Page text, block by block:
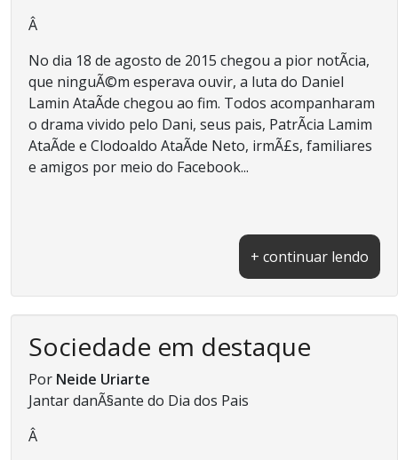
Â
No dia 18 de agosto de 2015 chegou a pior notÃ­cia,
que ninguÃ©m esperava ouvir, a luta do Daniel
Lamin AtaÃ­de chegou ao fim. Todos acompanharam
o drama vivido pelo Dani, seus pais, PatrÃ­cia Lamim
AtaÃ­de e Clodoaldo AtaÃ­de Neto, irmÃ£s, familiares
e amigos por meio do Facebook...
+ continuar lendo
Sociedade em destaque
Por Neide Uriarte
Jantar danÃ§ante do Dia dos Pais
Â